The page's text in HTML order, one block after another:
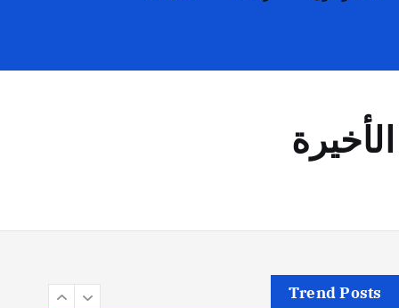
Trend Posts
يوليو 30, 2026